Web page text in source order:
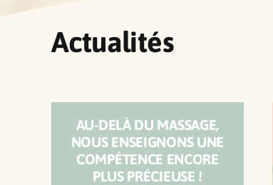
Actualités
AU-DELÀ DU MASSAGE,
NOUS ENSEIGNONS UNE
COMPÉTENCE ENCORE
PLUS PRÉCIEUSE !